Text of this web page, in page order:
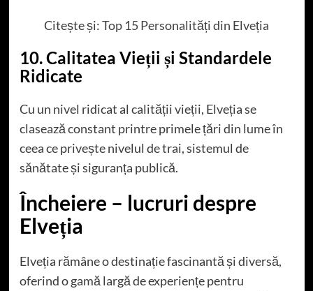
Citește și:Top 15 Personalități din Elveția
10. Calitatea Vieții și Standardele
Ridicate
Cu un nivel ridicat al calității vieții, Elveția se
clasează constant printre primele țări din lume în
ceea ce privește nivelul de trai, sistemul de
sănătate și siguranța publică.
Încheiere – lucruri despre
Elveția
Elveția rămâne o destinație fascinantă și diversă,
oferind o gamă largă de experiențe pentru